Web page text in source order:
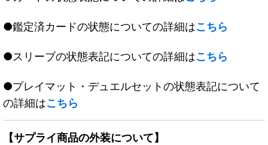
●鑑定済カードの状態についての詳細はこちら
●スリーブの状態表記についての詳細はこちら
●プレイマット・デュエルセットの状態表記について
の詳細はこちら
【サプライ商品の外装について】